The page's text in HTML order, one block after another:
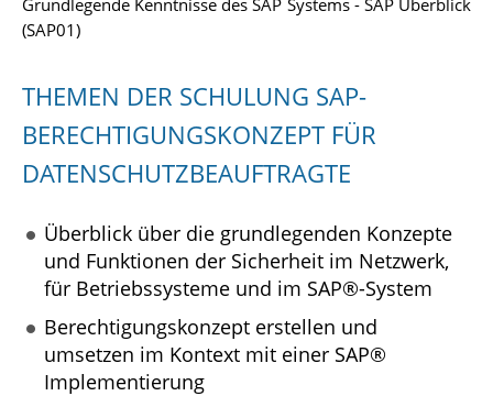
Grundlegende Kenntnisse des SAP Systems - SAP Überblick
(SAP01)
THEMEN DER SCHULUNG SAP-
BERECHTIGUNGSKONZEPT FÜR
DATENSCHUTZBEAUFTRAGTE
Überblick über die grundlegenden Konzepte
und Funktionen der Sicherheit im Netzwerk,
für Betriebssysteme und im SAP®-System
Berechtigungskonzept erstellen und
umsetzen im Kontext mit einer SAP®
Implementierung